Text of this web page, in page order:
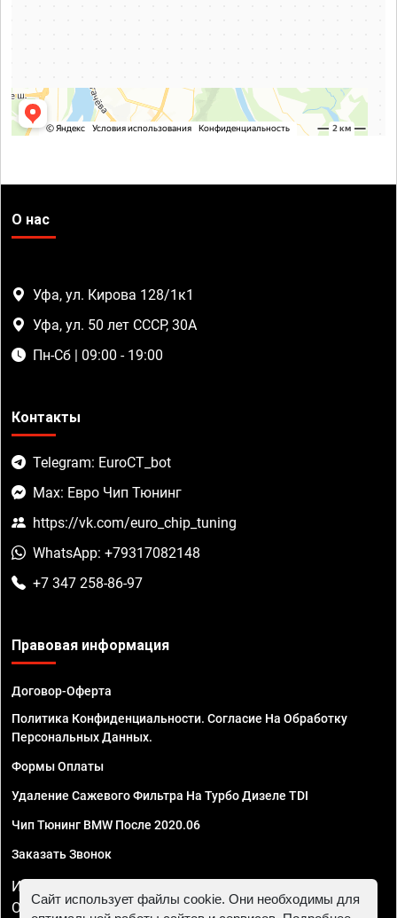
О нас
Уфа, ул. Кирова 128/1к1
Уфа, ул. 50 лет СССР, 30А
Пн-Сб | 09:00 - 19:00
Контакты
Telegram: EuroCT_bot
Max: Евро Чип Тюнинг
https://vk.com/euro_chip_tuning
WhatsApp: +79317082148
+7 347 258-86-97
Правовая информация
Договор-Оферта
Политика Конфиденциальности. Согласие На Обработку
Персональных Данных.
Формы Оплаты
Удаление Сажевого Фильтра На Турбо Дизеле TDI
Чип Тюнинг BMW После 2020.06
Заказать Звонок
ИП Смирнов Георгий Павлович. ИНН 781302555843,
ОГРНИП 324470400032610
Сайт использует файлы cookie. Они необходимы для